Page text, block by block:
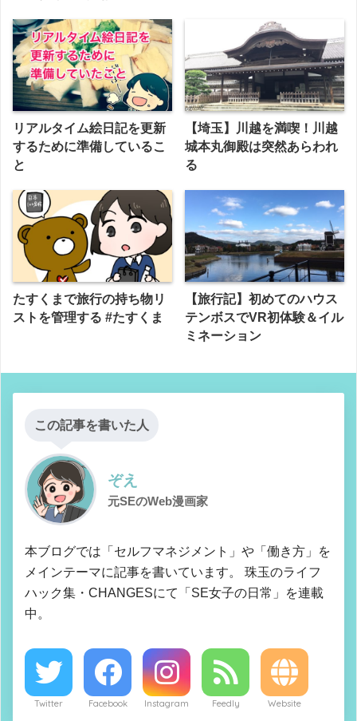
リアルタイム絵日記を更新
するために準備しているこ
と
【埼玉】川越を満喫！川越
城本丸御殿は突然あらわれ
る
たすくまで旅行の持ち物リ
ストを管理する #たすくま
【旅行記】初めてのハウス
テンボスでVR初体験＆イル
ミネーション
この記事を書いた人
ぞえ
元SEのWeb漫画家
本ブログでは「セルフマネジメント」や「働き方」を
メインテーマに記事を書いています。 珠玉のライフ
ハック集・CHANGESにて「SE女子の日常」を連載
中。
Twitter Facebook Instagram Feedly Website